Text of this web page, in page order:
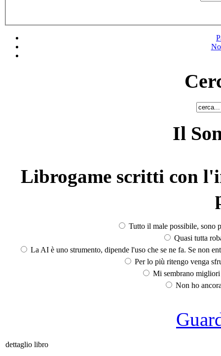
Il
Librogame scritti con
Tutto il male possibile, sono
Quasi tutta
La AI è uno strumento, dipende l'uso che se ne fa. Se non
Per lo più ritengo venga
Mi sembrano
Non ho
dettaglio libro